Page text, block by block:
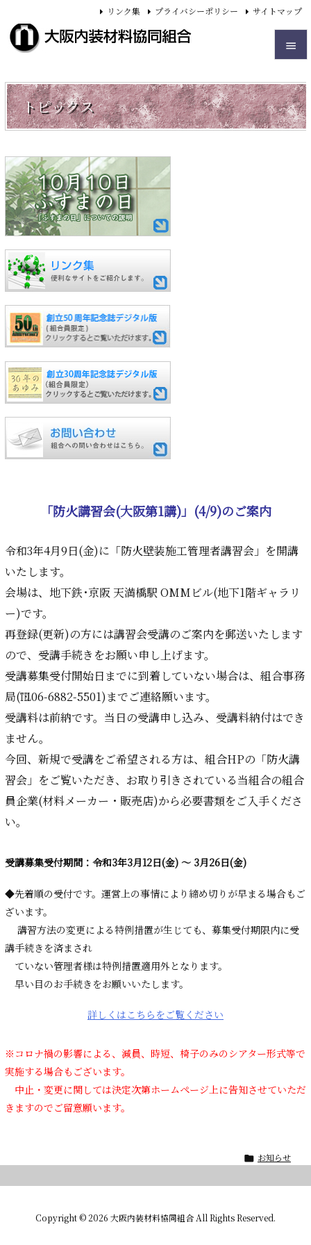

メニュ

サイド
リンク集 プライバシーポリシー サイトマップ
トピックス
「防火講習会(大阪第1講)」(4/9)のご案内
令和3年4月9日(金)に「防火壁装施工管理者講習会」を開講
いたします。
会場は、地下鉄･京阪 天満橋駅 OMMビル(地下1階ギャラリ
ー)です。
再登録(更新)の方には講習会受講のご案内を郵送いたします
ので、受講手続きをお願い申し上げます。
受講募集受付開始日までに到着していない場合は、組合事務
局(℡06-6882-5501)までご連絡願います。
受講料は前納です。当日の受講申し込み、受講料納付はでき
ません。
今回、新規で受講をご希望される方は、組合HPの「防火講
習会」をご覧いただき、お取り引きされている当組合の組合
員企業(材料メーカー・販売店)から必要書類をご入手くださ
い。
受講募集受付期間：令和3年3月12日(金) ～ 3月26日(金)
◆先着順の受付です。運営上の事情により締め切りが早まる場合もご
ざいます。
講習方法の変更による特例措置が生じても、募集受付期限内に受
講手続きを済まされ
ていない管理者様は特例措置適用外となります。
早い目のお手続きをお願いいたします。
詳しくはこちらをご覧ください
※コロナ禍の影響による、減員、時短、椅子のみのシアター形式等で
実施する場合もございます。
中止・変更に関しては決定次第ホームページ上に告知させていただ
きますのでご留意願います。
 お知らせ
Copyright © 2026 大阪内装材料協同組合 All Rights Reserved.